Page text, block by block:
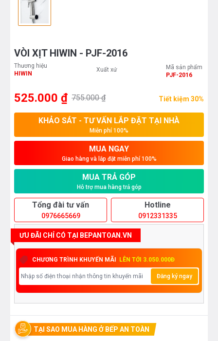
VÒI XỊT HIWIN - PJF-2016
Thương hiệu
HIWIN
Xuất xứ
Mã sản phẩm
PJF-2016
525.000 ₫ 755.000 ₫ Tiết kiệm 30%
KHẢO SÁT - TƯ VẤN LẮP ĐẶT TẠI NHÀ
Miễn phí 100%
MUA NGAY
Giao hàng và lắp đặt miễn phí 100%
MUA TRẢ GÓP
Hỗ trợ mua hàng trả góp
Tổng đài tư vấn
0976665669
Hotline
0912331335
ƯU ĐÃI CHỈ CÓ TẠI BEPANTOAN.VN
CHƯƠNG TRÌNH KHUYẾN MÃI LÊN TỚI 3.050.000Đ
Đăng ký ngay
TẠI SAO MUA HÀNG Ở BẾP AN TOÀN